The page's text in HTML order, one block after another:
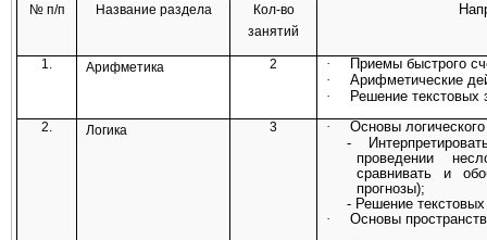
№ п/п Название раздела
Кол-во
занятий
1. Арифметика 2 ·
Приемы быстрого
·
Арифметические
·
Решение текстовых
2.
Логика 3 ·
Основы
-
проведении
сравнивать и
прогнозы);
- Решение
·
Основы